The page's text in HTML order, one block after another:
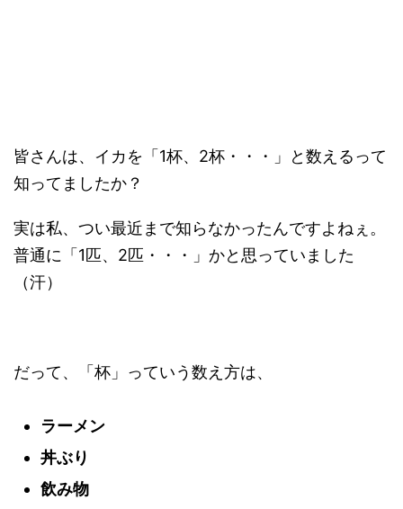
皆さんは、イカを「1杯、2杯・・・」と数えるって
知ってましたか？
実は私、つい最近まで知らなかったんですよねぇ。
普通に「1匹、2匹・・・」かと思っていました
（汗）
だって、「杯」っていう数え方は、
ラーメン
丼ぶり
飲み物